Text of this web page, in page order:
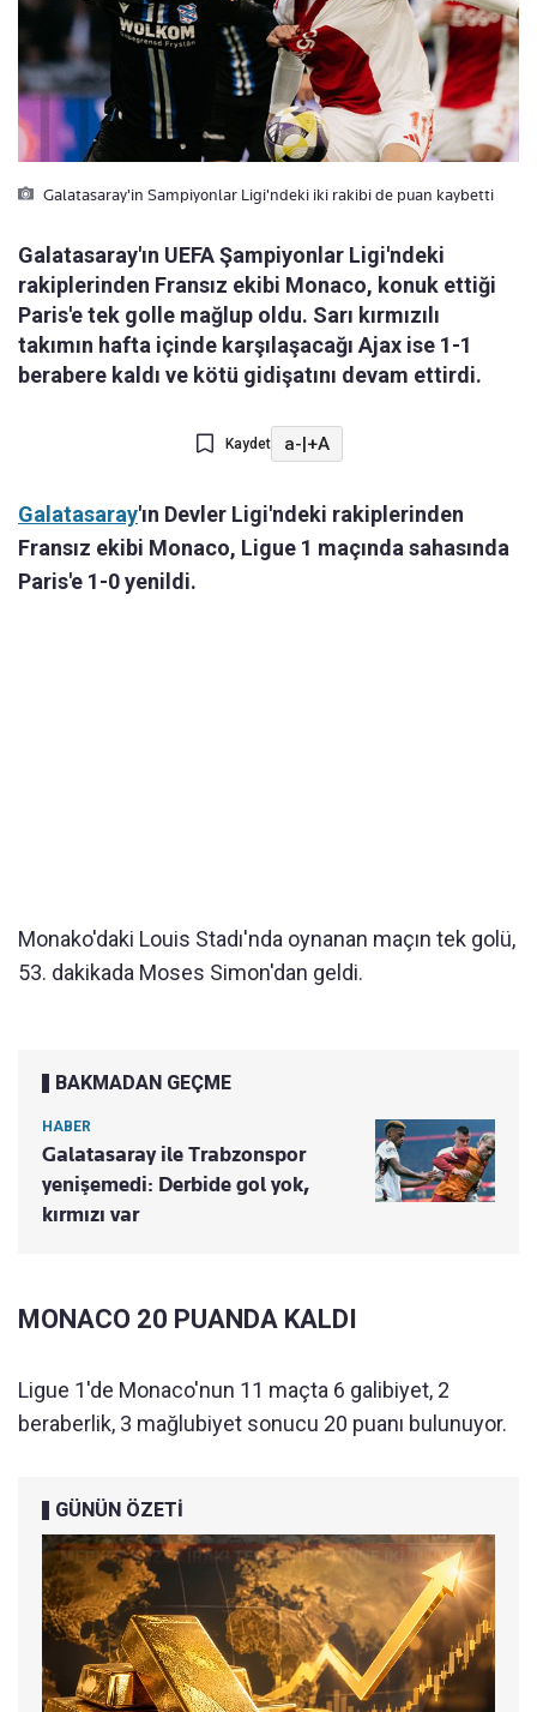
Galatasaray'in Sampiyonlar Ligi'ndeki iki rakibi de puan kaybetti
Galatasaray'ın UEFA Şampiyonlar Ligi'ndeki
rakiplerinden Fransız ekibi Monaco, konuk ettiği
Paris'e tek golle mağlup oldu. Sarı kırmızılı
takımın hafta içinde karşılaşacağı Ajax ise 1-1
berabere kaldı ve kötü gidişatını devam ettirdi.
Kaydet a-|+A
Galatasaray'ın Devler Ligi'ndeki rakiplerinden
Fransız ekibi Monaco, Ligue 1 maçında sahasında
Paris'e 1-0 yenildi.
Monako'daki Louis Stadı'nda oynanan maçın tek golü,
53. dakikada Moses Simon'dan geldi.
BAKMADAN GEÇME
HABER
Galatasaray ile Trabzonspor
yenişemedi: Derbide gol yok,
kırmızı var
MONACO 20 PUANDA KALDI
Ligue 1'de Monaco'nun 11 maçta 6 galibiyet, 2
beraberlik, 3 mağlubiyet sonucu 20 puanı bulunuyor.
GÜNÜN ÖZETİ